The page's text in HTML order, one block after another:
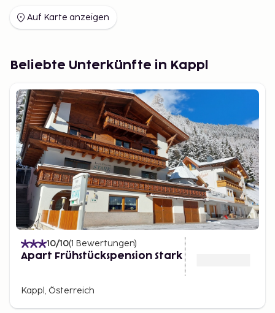
Auf Karte anzeigen
Beliebte Unterkünfte in Kappl
10/10(1 Bewertungen)
Apart Frühstückspension Stark
Kappl, Österreich